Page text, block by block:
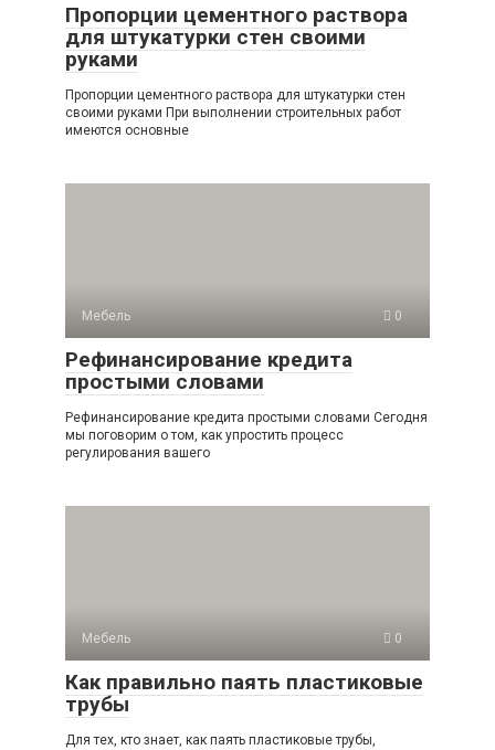
Пропорции цементного раствора
для штукатурки стен своими
руками
Пропорции цементного раствора для штукатурки стен
своими руками При выполнении строительных работ
имеются основные
Мебель 0
Рефинансирование кредита
простыми словами
Рефинансирование кредита простыми словами Сегодня
мы поговорим о том, как упростить процесс
регулирования вашего
Мебель 0
Как правильно паять пластиковые
трубы
Для тех, кто знает, как паять пластиковые трубы,